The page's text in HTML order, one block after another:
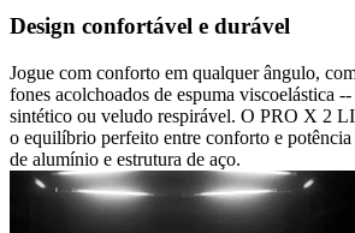
Design confortável e durável
Jogue com conforto em qualquer ângulo,
fones acolchoados de espuma viscoelástica
sintético ou veludo respirável. O PRO X 2
o equilíbrio perfeito entre conforto e
de alumínio e estrutura de aço.